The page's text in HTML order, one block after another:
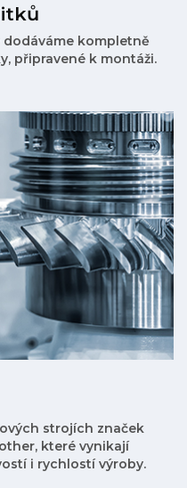
dodáváme kompletně
připravené k montáži.
strojích značek
které vynikají
i rychlostí výroby.